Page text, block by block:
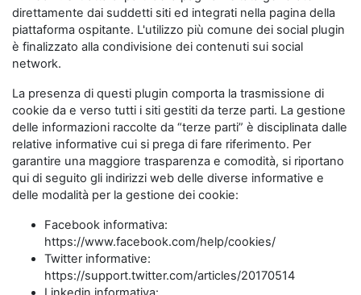
direttamente dai suddetti siti ed integrati nella pagina della
piattaforma ospitante. L'utilizzo più comune dei social plugin
è finalizzato alla condivisione dei contenuti sui social
network.
La presenza di questi plugin comporta la trasmissione di
cookie da e verso tutti i siti gestiti da terze parti. La gestione
delle informazioni raccolte da “terze parti” è disciplinata dalle
relative informative cui si prega di fare riferimento. Per
garantire una maggiore trasparenza e comodità, si riportano
qui di seguito gli indirizzi web delle diverse informative e
delle modalità per la gestione dei cookie:
Facebook informativa:
https://www.facebook.com/help/cookies/
Twitter informative:
https://support.twitter.com/articles/20170514